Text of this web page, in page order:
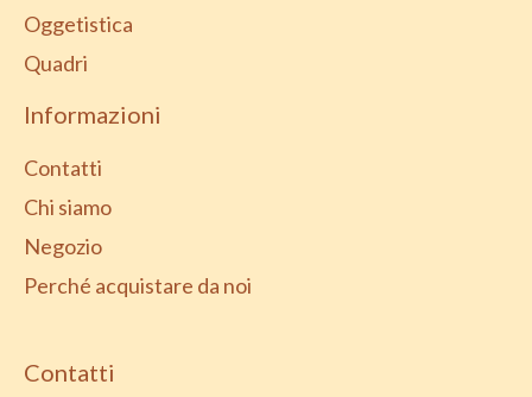
Oggetistica
Quadri
Informazioni
Contatti
Chi siamo
Negozio
Perché acquistare da noi
Contatti